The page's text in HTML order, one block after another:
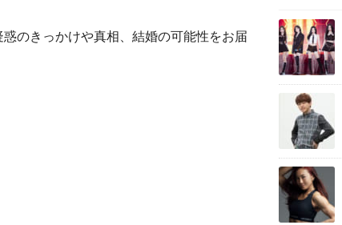
のきっかけや真相、結婚の可能性をお届